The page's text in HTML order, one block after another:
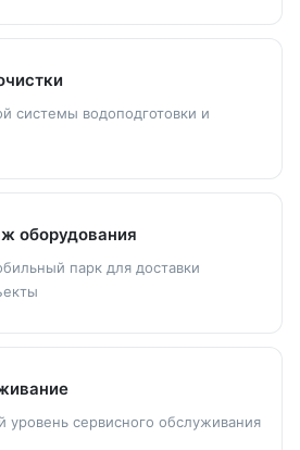
системы водоподготовки и
оборудования
парк для доставки
уровень сервисного обслуживания